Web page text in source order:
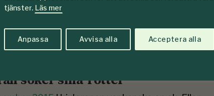
tjänster. Läs mer
Anpassa Avvisa alla Acceptera alla
är Anton Henriksson som är
söker sina rötter